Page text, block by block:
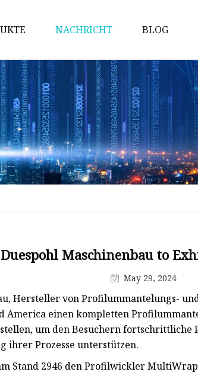
der Maschine
NACHRICHT BLOG
Duespohl Maschinenbau to
May 29, 2024
Hersteller von Profilummantelungs-
America einen kompletten
um den Besuchern
ihrer Prozesse unterstützen.
Stand 2946 den Profilwickler